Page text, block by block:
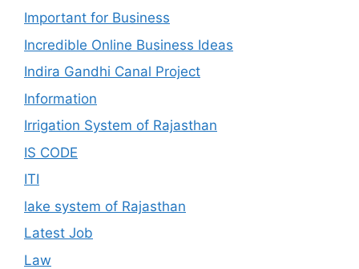
Important for Business
Incredible Online Business Ideas
Indira Gandhi Canal Project
Information
Irrigation System of Rajasthan
IS CODE
ITI
lake system of Rajasthan
Latest Job
Law